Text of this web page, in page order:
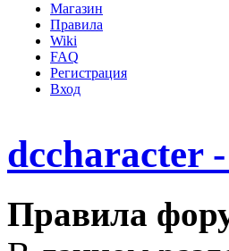
Магазин
Правила
Wiki
FAQ
Регистрация
Вход
dccharacter
Правила